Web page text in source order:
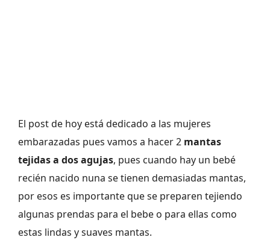
El post de hoy está dedicado a las mujeres
embarazadas pues vamos a hacer 2 mantas
tejidas a dos agujas, pues cuando hay un bebé
recién nacido nuna se tienen demasiadas mantas,
por esos es importante que se preparen tejiendo
algunas prendas para el bebe o para ellas como
estas lindas y suaves mantas.